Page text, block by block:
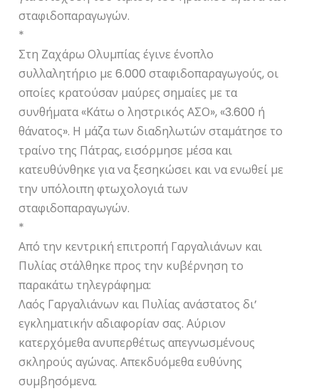
σταφιδοπαραγωγών.
*
Στη Ζαχάρω Ολυμπίας έγινε ένοπλο
συλλαλητήριο με 6.000 σταφιδοπαραγωγούς, οι
οποίες κρατούσαν μαύρες σημαίες με τα
συνθήματα «Κάτω ο ληστρικός ΑΣΟ», «3.600 ή
θάνατος». Η μάζα των διαδηλωτών σταμάτησε το
τραίνο της Πάτρας, εισόρμησε μέσα και
κατευθύνθηκε για να ξεσηκώσει και να ενωθεί με
την υπόλοιπη φτωχολογιά των
σταφιδοπαραγωγών.
*
Από την κεντρική επιτροπή Γαργαλιάνων και
Πυλίας στάλθηκε προς την κυβέρνηση το
παρακάτω τηλεγράφημα:
Λαός Γαργαλιάνων και Πυλίας ανάστατος δι’
εγκληματικήν αδιαφορίαν σας. Αύριον
κατερχόμεθα ανυπερθέτως απεγνωσμένους
σκληρούς αγώνας. Απεκδυόμεθα ευθύνης
συμβησόμενα.